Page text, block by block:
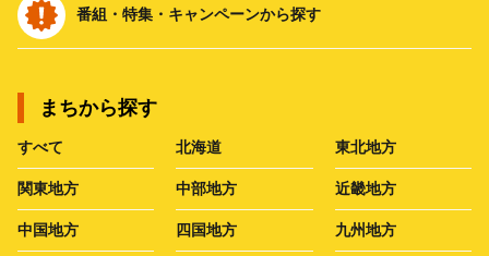
番組・特集・キャンペーンから探す
まちから探す
すべて 北海道 東北地方
関東地方 中部地方 近畿地方
中国地方 四国地方 九州地方